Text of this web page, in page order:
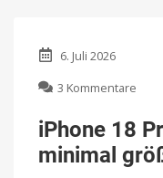
6. Juli 2026
3 Kommentare
18
Pro:
Der
iPhone 18
minimal